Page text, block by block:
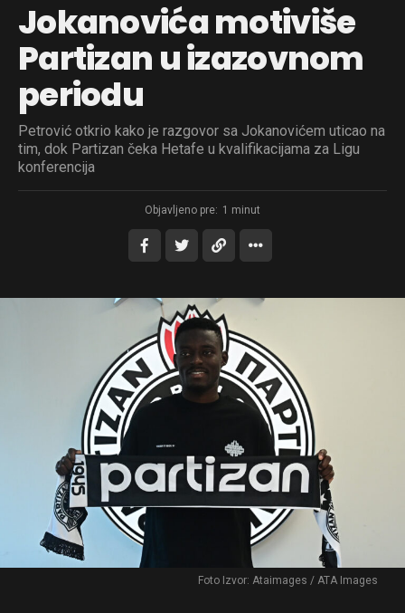
Jokanovića motiviše
Partizan u izazovnom
periodu
Petrović otkrio kako je razgovor sa Jokanovićem uticao na
tim, dok Partizan čeka Hetafe u kvalifikacijama za Ligu
konferencija
Objavljeno pre: 1 minut
Foto Izvor: Ataimages / ATA Images